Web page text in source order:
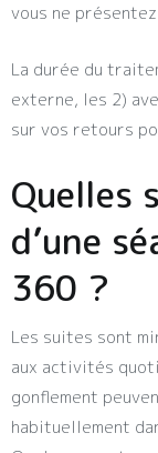
vous ne
La durée du
externe, les 2)
sur vos retours
Quelles
d’une
360 ?
Les suites sont
aux activités
gonflement
habituellement